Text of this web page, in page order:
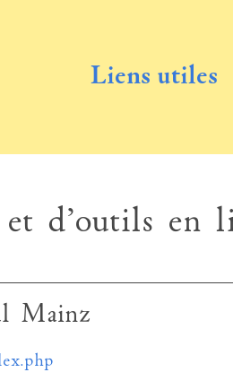
Liens utiles
et d’outils
Mainz